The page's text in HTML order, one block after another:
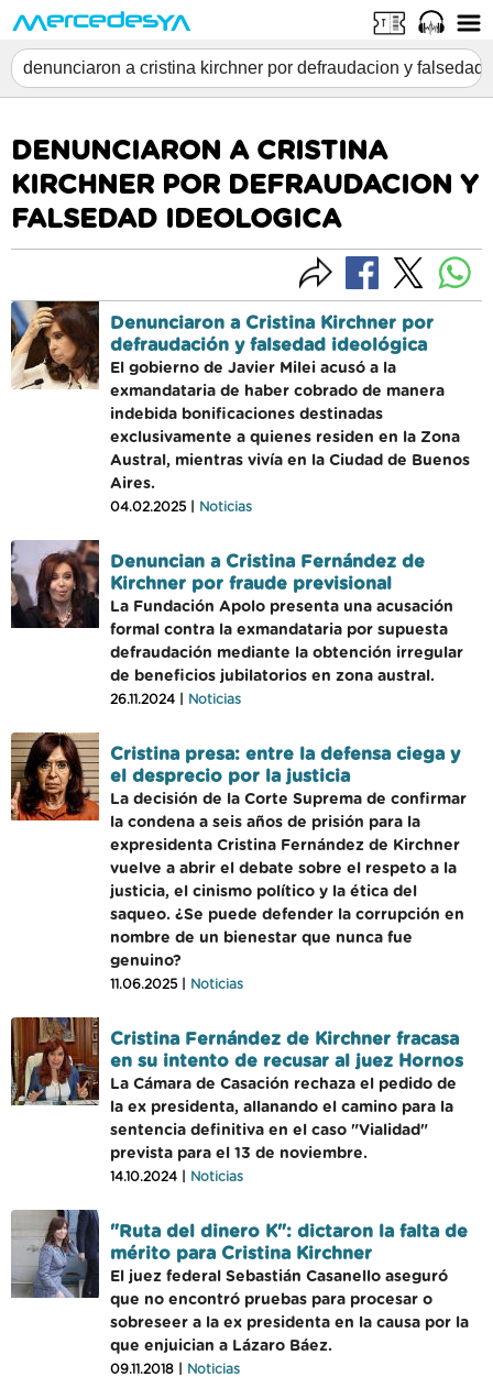
DENUNCIARON A CRISTINA
KIRCHNER POR DEFRAUDACION Y
FALSEDAD IDEOLOGICA
Denunciaron a Cristina Kirchner por
defraudación y falsedad ideológica
El gobierno de Javier Milei acusó a la
exmandataria de haber cobrado de manera
indebida bonificaciones destinadas
exclusivamente a quienes residen en la Zona
Austral, mientras vivía en la Ciudad de Buenos
Aires.
04.02.2025 | Noticias
Denuncian a Cristina Fernández de
Kirchner por fraude previsional
La Fundación Apolo presenta una acusación
formal contra la exmandataria por supuesta
defraudación mediante la obtención irregular
de beneficios jubilatorios en zona austral.
26.11.2024 | Noticias
Cristina presa: entre la defensa ciega y
el desprecio por la justicia
La decisión de la Corte Suprema de confirmar
la condena a seis años de prisión para la
expresidenta Cristina Fernández de Kirchner
vuelve a abrir el debate sobre el respeto a la
justicia, el cinismo político y la ética del
saqueo. ¿Se puede defender la corrupción en
nombre de un bienestar que nunca fue
genuino?
11.06.2025 | Noticias
Cristina Fernández de Kirchner fracasa
en su intento de recusar al juez Hornos
La Cámara de Casación rechaza el pedido de
la ex presidenta, allanando el camino para la
sentencia definitiva en el caso "Vialidad"
prevista para el 13 de noviembre.
14.10.2024 | Noticias
"Ruta del dinero K": dictaron la falta de
mérito para Cristina Kirchner
El juez federal Sebastián Casanello aseguró
que no encontró pruebas para procesar o
sobreseer a la ex presidenta en la causa por la
que enjuician a Lázaro Báez.
09.11.2018 | Noticias